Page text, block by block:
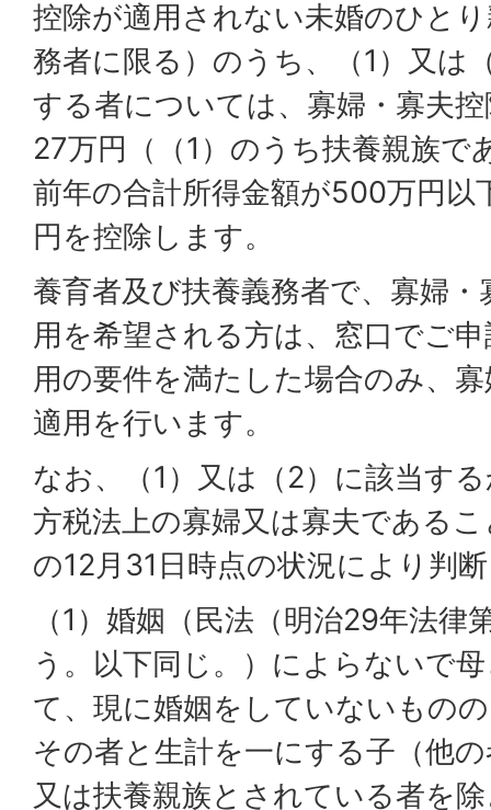
控除が適用されない未婚のひと
務者に限る）のうち、（1）又は
する者については、寡婦・寡夫
27万円（（1）のうち扶養親族で
前年の合計所得金額が500万円
円を控除します。
養育者及び扶養義務者で、寡婦
用を希望される方は、窓口でご
用の要件を満たした場合のみ、
適用を行います。
なお、（1）又は（2）に該当す
方税法上の寡婦又は寡夫である
の12月31日時点の状況により判
（1）婚姻（民法（明治29年法
う。以下同じ。）によらないで
て、現に婚姻をしていないもの
その者と生計を一にする子（他
又は扶養親族とされている者を